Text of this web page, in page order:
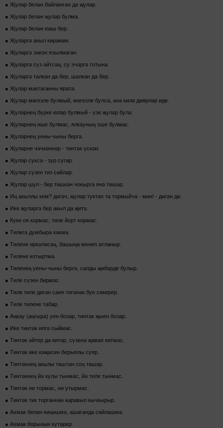
● Җүләр белән бәйләнгән дә җүләр.
● Җүләр белән җүләр булма.
● Җүләр белән юаш бер.
● Җүләргә акыл кирәкми.
● Җүләргә закон язылмаган.
● Җүләргә сүз әйтсәң, су эчәргә тотына.
● Җүләргә талкан да бер, шалкан да бер.
● Җүләр мактаганны ярата.
● Җүләр мөгезле булмый, мөгезле булса, әнә килә диярләр иде.
● Җүләрнең бүрке юләр булмый - үзе җүләр була.
● Җүләрнең ише булмас, ялкауның эше булмас.
● Җүләрнең уены-чыны бергә.
● Җүләрне чәчкәннәр - тинтәк үскән.
● Җүләр сукса - зур сугар.
● Җүләр сүзен тиз сөйләр.
● Җүләр шул - бер төшкән чокырга янә төшәр.
● Иң акыллы кем? дигәч, җүләр туктап та тормыйча - мин! - дигән ди.
● Ике җүләргә бер акыл да җитә.
● Күке оя кормас, тиле йорт кормас.
● Тилегә думбыра какма.
● Тилене иркәләсәң, башыңа менеп атланыр.
● Тилене котыртма.
● Тиленең уены-чыны бергә, салды җибәрде булыр.
● Тиле сүзен бирмәс.
● Тиле тиле дигән саен тигәнәк буе сикерер.
● Тиле тилене табар.
● Аңкау (аңгыра) уен бозар, тинтәк җыен бозар.
● Ике тинтәк илгә сыймас.
● Тинтәк әйтер дә китәр, сүзенә җавап көтмәс.
● Тинтәк ике кәҗәсен берьюлы суяр.
● Тинтәкнең акылы төштән соң төшәр.
● Тинтәкнең йә кулы тынмас, йә теле тынмас.
● Тинтәк ни тормас, ни утырмас.
● Тинтәк тик торганнан каравыл кычкырыр.
● Ахмак белән киңәшмә, ашаганда сөйләшмә.
● Ахмак борынын күтәрер.